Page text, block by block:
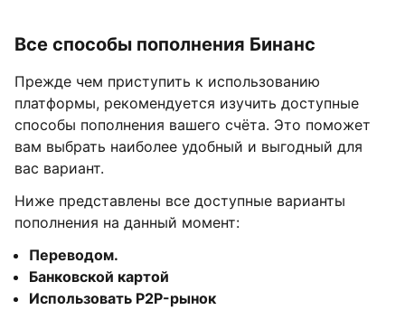
Все способы пополнения Бинанс
Прежде чем приступить к использованию
платформы, рекомендуется изучить доступные
способы пополнения вашего счёта. Это поможет
вам выбрать наиболее удобный и выгодный для
вас вариант.
Ниже представлены все доступные варианты
пополнения на данный момент:
Переводом.
Банковской картой
Использовать P2P-рынок